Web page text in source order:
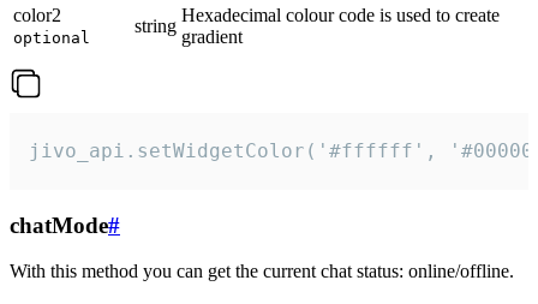
color2
optional
string
Hexadecimal colour code is used to create
gradient
jivo_api.setWidgetColor('#ffffff',
chatMode#
With this method you can get the current chat status: online/offline.